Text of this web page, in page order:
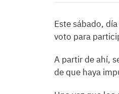
Este sábado,
voto para
A partir de ahí,
de que haya